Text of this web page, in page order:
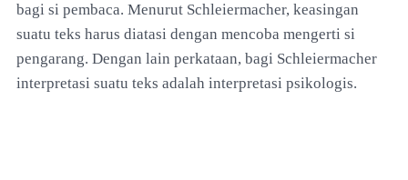
bagi si pembaca. Menurut Schleiermacher, keasingan
suatu teks harus diatasi dengan mencoba mengerti si
pengarang. Dengan lain perkataan, bagi Schleiermacher
interpretasi suatu teks adalah interpretasi psikologis.